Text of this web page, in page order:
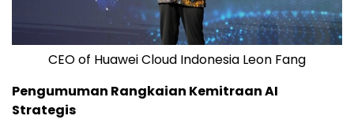
CEO of Huawei Cloud Indonesia Leon Fang
Pengumuman Rangkaian Kemitraan AI
Strategis